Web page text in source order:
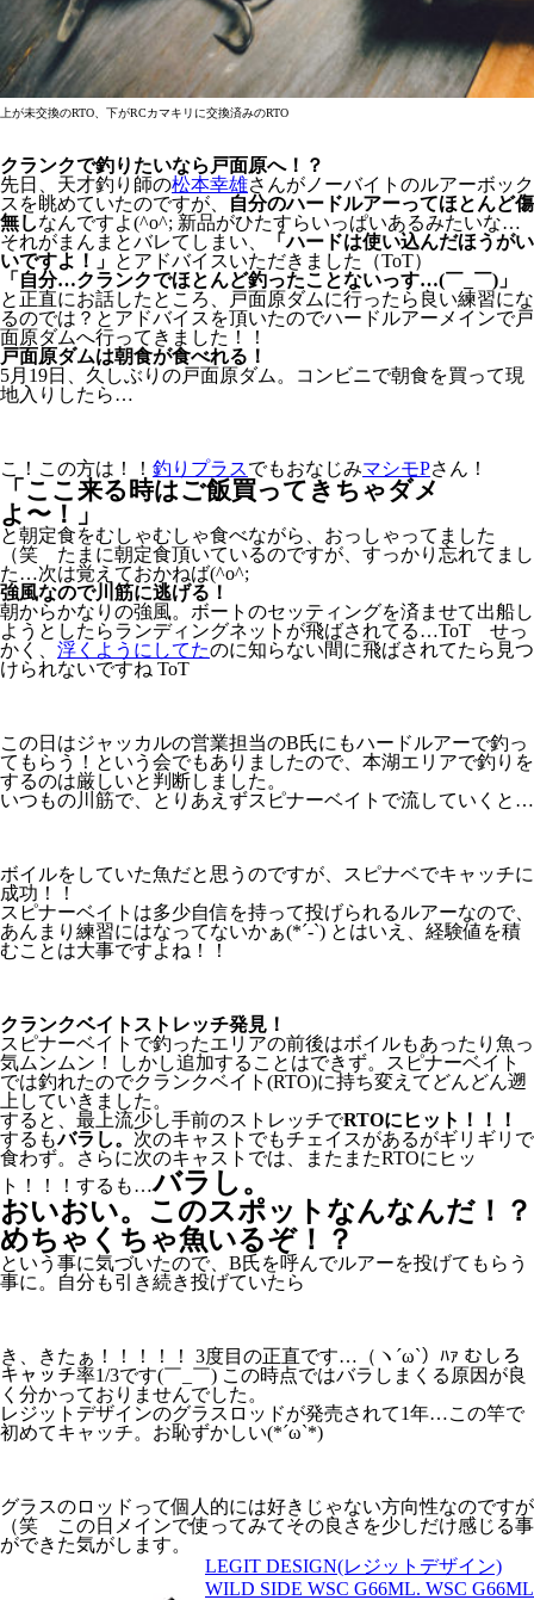
上が未交換のRTO、下がRCカマキリに交換済みのRTO
クランクで釣りたいなら戸面原へ！？
先日、天才釣り師の松本幸雄さんがノーバイトのルアーボック
スを眺めていたのですが、
自分のハードルアーってほとんど傷
無しなんですよ(^o^; 新品がひたすらいっぱいあるみたいな…
それがまんまとバレてしまい、
「ハードは使い込んだほうがい
いですよ！」 とアドバイスいただきました（ToT）
「自分…クランクでほとんど釣ったことないっす…(￣_￣)」
と正直にお話したところ、戸面原ダムに行ったら良い練習にな
るのでは？とアドバイスを頂いたのでハードルアーメインで戸
面原ダムへ行ってきました！！
戸面原ダムは朝食が食べれる！
5月19日、久しぶりの戸面原ダム。コンビニで朝食を買って現
地入りしたら…
こ！この方は！！ 釣りプラスでもおなじみマシモPさん！
「ここ来る時はご飯買ってきちゃダメ
よ〜！」
と朝定食をむしゃむしゃ食べながら、おっしゃってました
（笑 たまに朝定食頂いているのですが、すっかり忘れてまし
た…次は覚えておかねば(^o^;
強風なので川筋に逃げる！
朝からかなりの強風。ボートのセッティングを済ませて出船し
ようとしたらランディングネットが飛ばされてる…ToT せっ
かく、 浮くようにしてたのに知らない間に飛ばされてたら見つ
けられないですね ToT
この日はジャッカルの営業担当のB氏にもハードルアーで釣っ
てもらう！という会でもありましたので、本湖エリアで釣りを
するのは厳しいと判断しました。
いつもの川筋で、とりあえずスピナーベイトで流していくと…
ボイルをしていた魚だと思うのですが、スピナベでキャッチに
成功！！
スピナーベイトは多少自信を持って投げられるルアーなので、
あんまり練習にはなってないかぁ(*´-`) とはいえ、経験値を積
むことは大事ですよね！！
クランクベイトストレッチ発見！
スピナーベイトで釣ったエリアの前後はボイルもあったり魚っ
気ムンムン！ しかし追加することはできず。スピナーベイト
では釣れたのでクランクベイト(RTO)に持ち変えてどんどん遡
上していきました。
すると、最上流少し手前のストレッチでRTOにヒット！！！
するもバラし。 次のキャストでもチェイスがあるがギリギリで
食わず。さらに次のキャストでは、またまたRTOにヒッ
ト！！！するも…バラし。
おいおい。このスポットなんなんだ！？
めちゃくちゃ魚いるぞ！？
という事に気づいたので、B氏を呼んでルアーを投げてもらう
事に。自分も引き続き投げていたら
き、きたぁ！！！！！ 3度目の正直です…（ヽ´ω`）ﾊｧ むしろ
キャッチ率1/3です(￣_￣) この時点ではバラしまくる原因が良
く分かっておりませんでした。
レジットデザインのグラスロッドが発売されて1年…この竿で
初めてキャッチ。お恥ずかしい(*´ω`*)
グラスのロッドって個人的には好きじゃない方向性なのですが
（笑 この日メインで使ってみてその良さを少しだけ感じる事
ができた気がします。
LEGIT DESIGN(レジットデザイン)
WILD SIDE WSC G66ML. WSC G66ML